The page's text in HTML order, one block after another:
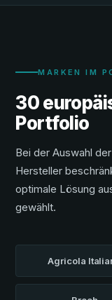
MARKEN IM
30
Portfolio
Bei der Auswahl
Hersteller
optimale Lösung
gewählt.
Agricola